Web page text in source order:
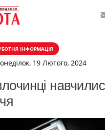
ІНФОРМАЦІЯ
19 Лютого, 2024